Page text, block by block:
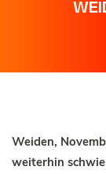
Weiden,
weiterhin